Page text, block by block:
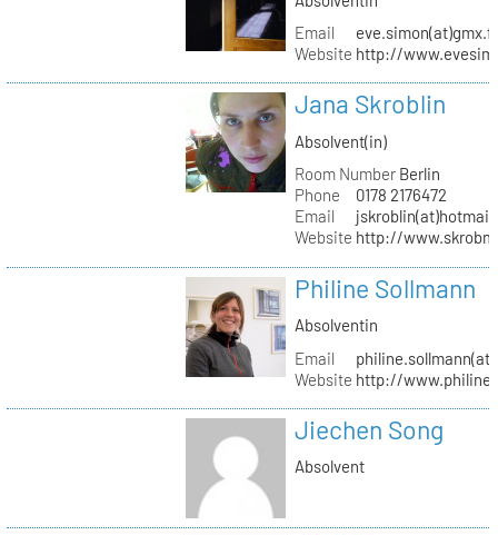
Email
eve.simon(at)gmx.fr
Website http://
Jana Skroblin
Absolvent(in)
Room NumberBerlin
Phone
0178 2176472
Email
Website http://
Philine Sollmann
Absolventin
Email
Website http://
Jiechen Song
Absolvent